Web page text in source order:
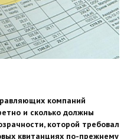
компаний
и сколько должны
которой требовал
квитанциях по-прежнему